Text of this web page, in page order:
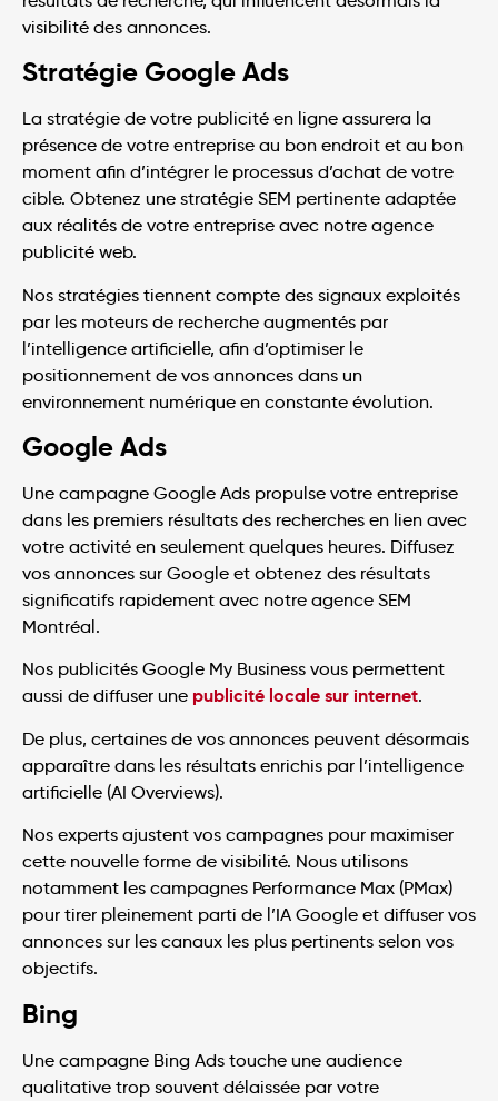
visibilité des annonces.
Stratégie Google Ads
La stratégie de votre publicité en ligne assurera la
présence de votre entreprise au bon endroit et au bon
moment afin d’intégrer le processus d’achat de votre
cible. Obtenez une stratégie SEM pertinente adaptée
aux réalités de votre entreprise avec notre agence
publicité web.
Nos stratégies tiennent compte des signaux exploités
par les moteurs de recherche augmentés par
l’intelligence artificielle, afin d’optimiser le
positionnement de vos annonces dans un
environnement numérique en constante évolution.
Google Ads
Une campagne Google Ads propulse votre entreprise
dans les premiers résultats des recherches en lien avec
votre activité en seulement quelques heures. Diffusez
vos annonces sur Google et obtenez des résultats
significatifs rapidement avec notre agence SEM
Montréal.
Nos publicités Google My Business vous permettent
aussi de diffuser une publicité locale sur internet.
De plus, certaines de vos annonces peuvent désormais
apparaître dans les résultats enrichis par l’intelligence
artificielle (AI Overviews).
Nos experts ajustent vos campagnes pour maximiser
cette nouvelle forme de visibilité. Nous utilisons
notamment les campagnes Performance Max (PMax)
pour tirer pleinement parti de l’IA Google et diffuser vos
annonces sur les canaux les plus pertinents selon vos
objectifs.
Bing
Une campagne Bing Ads touche une audience
qualitative trop souvent délaissée par votre